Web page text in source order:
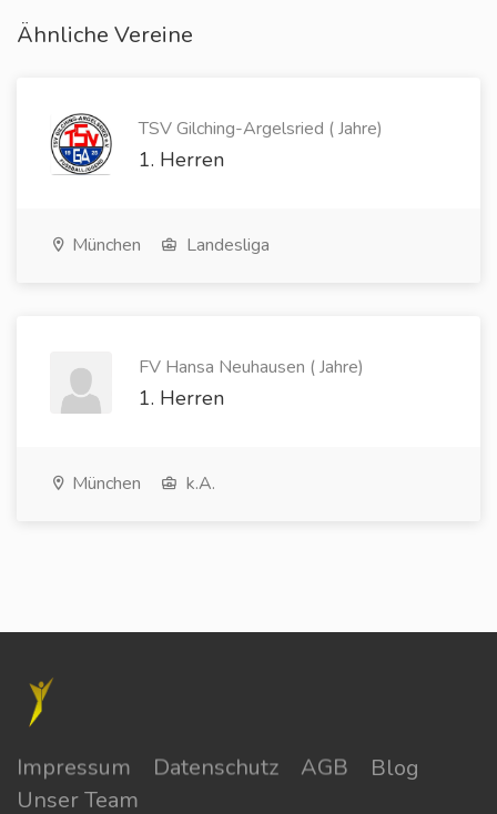
Ähnliche Vereine
TSV Gilching-Argelsried ( Jahre)
1. Herren
München Landesliga
FV Hansa Neuhausen ( Jahre)
1. Herren
München k.A.
Impressum Datenschutz AGB
Blog
Unser Team